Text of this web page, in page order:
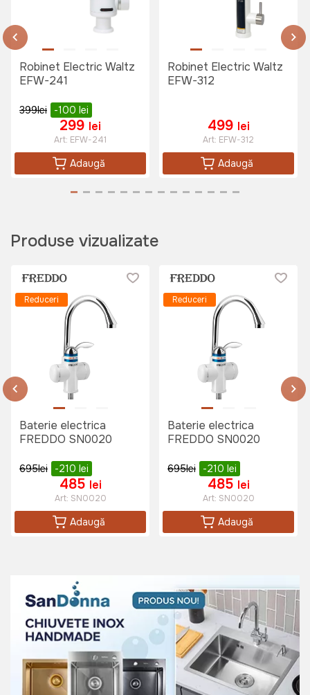
SN9004D
Art:SN9004D
1085 lei
Chiuveta handmade WALTZ HDA
4050 Crom satin
Art:
999 lei
Chiuveta blat| inox FREDDO 77*48
CM SN9030S
Art:
1150 lei
845 lei
Chiuveta blat anticalcar| inox
FREDDO 43:5*76 - 0:6(304) E
1024 lei
777 lei
FREDDO 50*80 - 0:6(304) EC
SN9001S
SN9001S
999 lei
805 lei
Robinet Electric Waltz
EFW-241
399lei -100 lei
299 lei
Art: EFW-241
Adaugă
Robinet Electric Waltz
EFW-312
499 lei
Art: EFW-312
Adaugă
Produse vizualizate
Reduceri
Baterie electrica
FREDDO SN0020
695lei -210 lei
485 lei
Art: SN0020
Adaugă
Reduceri
Baterie electrica
FREDDO SN0020
695lei -210 lei
485 lei
Art: SN0020
Adaugă